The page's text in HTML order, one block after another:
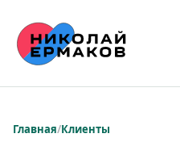
/Клиенты